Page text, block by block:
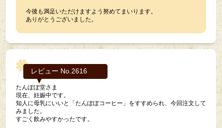
今後も満足いただけますよう努めてまいります。
ありがとうございました。
レビュー No.2616
たんぽぽ堂さま
現在、妊娠中です。
知人に母乳にいいと「たんぽぽコーヒー」をすすめられ、今回注文して
みました。
すごく飲みやすかったです。